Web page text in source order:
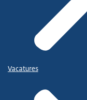
Vacatures